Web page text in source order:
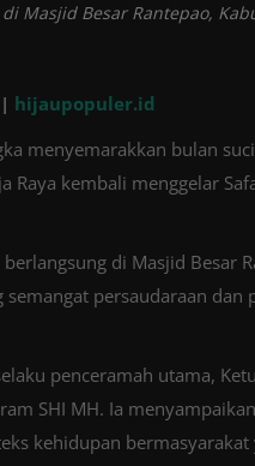
Masjid Besar Rantepao,
hijaupopuler.id
menyemarakkan bulan
Raya kembali menggelar
di Masjid Besar
semangat persaudaraan
penceramah utama,
SHI MH. Ia
kehidupan